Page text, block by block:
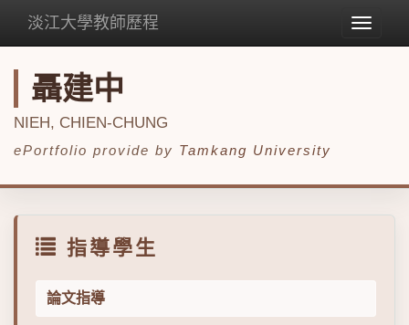
Toggle
淡江大學教師歷程
聶建中
NIEH, CHIEN-CHUNG
ePortfolio provide by Tamkang University
指導學生
論文指導